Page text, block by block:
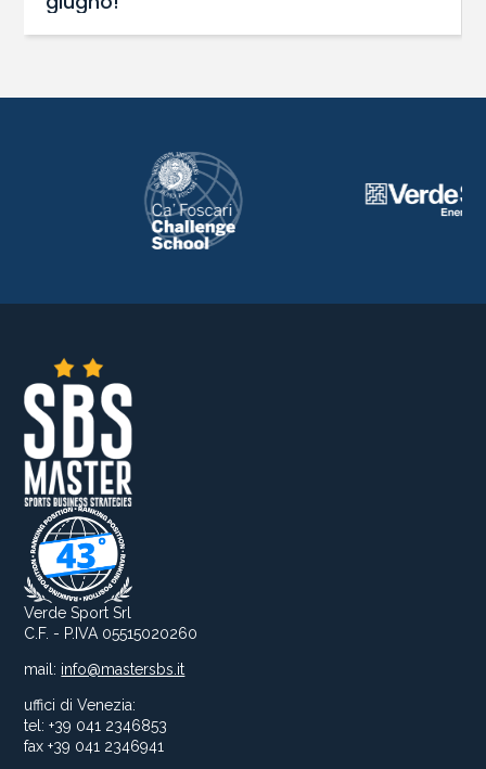
Verde Sport Srl
C.F. - P.IVA 05515020260
mail: info@mastersbs.it
uffici di Venezia:
tel: +39 041 2346853
fax +39 041 2346941